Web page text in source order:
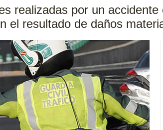
realizadas por un
el resultado de daños